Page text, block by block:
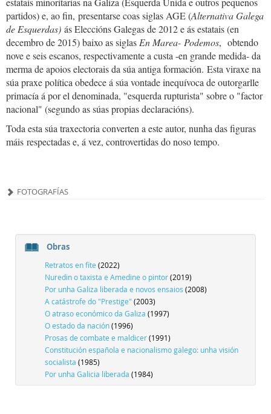
partidos) e, ao fin, presentarse coas siglas AGE (Alternativa Galega
de Esquerdas) ás Eleccións Galegas de 2012 e ás estatais (en
decembro de 2015) baixo as siglas En Marea- Podemos, obtendo
nove e seis escanos, respectivamente a custa -en grande medida- da
merma de apoios electorais da súa antiga formación. Esta viraxe na
súa praxe política obedece á súa vontade inequívoca de outorgarlle
primacía á por el denominada, "esquerda rupturista" sobre o "factor
nacional" (segundo as súas propias declaracións).
Toda esta súa traxectoria converten a este autor, nunha das figuras
máis respectadas e, á vez, controvertidas do noso tempo.
FOTOGRAFÍAS
Obras
Retratos en fite (2022)
Nuredin o taxista e Amedine o pintor(2019)
Por unha Galiza liberada e novos ensaios (2008)
A catástrofe do "Prestige" (2003)
O atraso económico da Galiza (1997)
O estado da nación(1996)
Prosas de combate e maldicer(1991)
Constitución española e nacionalismo galego: unha visión
socialista (1985)
Por unha Galicia liberada (1984)